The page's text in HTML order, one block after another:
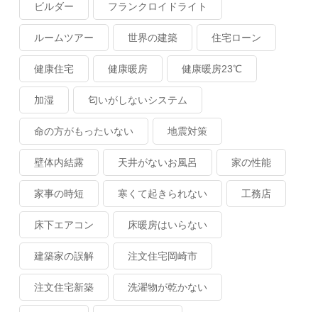
ビルダー フランクロイドライト
ルームツアー 世界の建築 住宅ローン
健康住宅 健康暖房 健康暖房23℃
加湿 匂いがしないシステム
命の方がもったいない 地震対策
壁体内結露 天井がないお風呂 家の性能
家事の時短 寒くて起きられない 工務店
床下エアコン 床暖房はいらない
建築家の誤解 注文住宅岡崎市
注文住宅新築 洗濯物が乾かない